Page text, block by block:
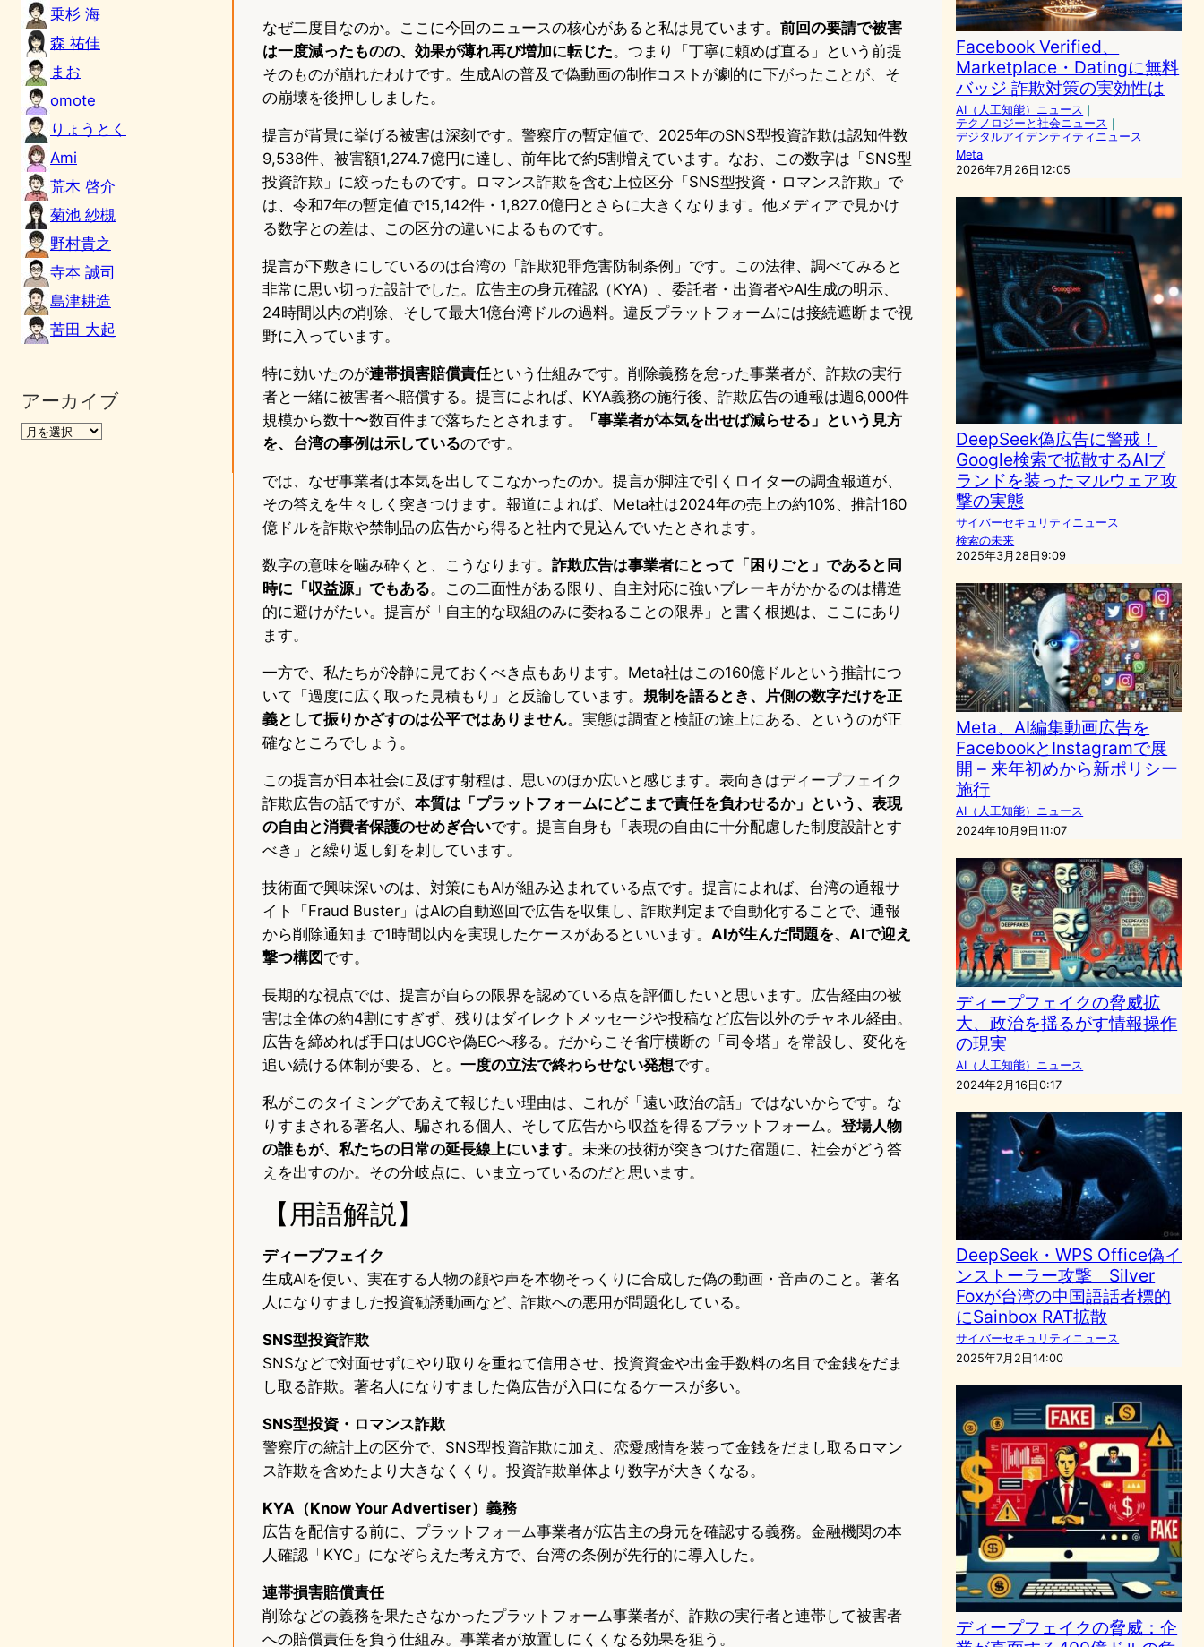
乗杉 海
森 祐佳
まお
omote
りょうとく
Ami
荒木 啓介
菊池 紗槻
野村貴之
寺本 誠司
島津耕造
苦田 大起
アーカイブ
なぜ二度目なのか。ここに今回のニュースの核心があると私は見ています。 前回の要請で被害
は一度減ったものの、効果が薄れ再び増加に転じた。つまり「丁寧に頼めば直る」という前提
そのものが崩れたわけです。生成AIの普及で偽動画の制作コストが劇的に下がったことが、そ
の崩壊を後押ししました。
提言が背景に挙げる被害は深刻です。警察庁の暫定値で、2025年のSNS型投資詐欺は認知件数
9,538件、被害額1,274.7億円に達し、前年比で約5割増えています。なお、この数字は「SNS型
投資詐欺」に絞ったものです。ロマンス詐欺を含む上位区分「SNS型投資・ロマンス詐欺」で
は、令和7年の暫定値で15,142件・1,827.0億円とさらに大きくなります。他メディアで見かけ
る数字との差は、この区分の違いによるものです。
提言が下敷きにしているのは台湾の「詐欺犯罪危害防制条例」です。この法律、調べてみると
非常に思い切った設計でした。広告主の身元確認（KYA）、委託者・出資者やAI生成の明示、
24時間以内の削除、そして最大1億台湾ドルの過料。違反プラットフォームには接続遮断まで視
野に入っています。
特に効いたのが連帯損害賠償責任という仕組みです。削除義務を怠った事業者が、詐欺の実行
者と一緒に被害者へ賠償する。提言によれば、KYA義務の施行後、詐欺広告の通報は週6,000件
規模から数十〜数百件まで落ちたとされます。
「事業者が本気を出せば減らせる」という見方
を、台湾の事例は示しているのです。
では、なぜ事業者は本気を出してこなかったのか。提言が脚注で引くロイターの調査報道が、
その答えを生々しく突きつけます。報道によれば、Meta社は2024年の売上の約10%、推計160
億ドルを詐欺や禁制品の広告から得ると社内で見込んでいたとされます。
数字の意味を噛み砕くと、こうなります。 詐欺広告は事業者にとって「困りごと」であると同
時に「収益源」でもある。この二面性がある限り、自主対応に強いブレーキがかかるのは構造
的に避けがたい。提言が「自主的な取組のみに委ねることの限界」と書く根拠は、ここにあり
ます。
一方で、私たちが冷静に見ておくべき点もあります。Meta社はこの160億ドルという推計につ
いて「過度に広く取った見積もり」と反論しています。 規制を語るとき、片側の数字だけを正
義として振りかざすのは公平ではありません。実態は調査と検証の途上にある、というのが正
確なところでしょう。
この提言が日本社会に及ぼす射程は、思いのほか広いと感じます。表向きはディープフェイク
詐欺広告の話ですが、 本質は「プラットフォームにどこまで責任を負わせるか」という、表現
の自由と消費者保護のせめぎ合いです。提言自身も「表現の自由に十分配慮した制度設計とす
べき」と繰り返し釘を刺しています。
技術面で興味深いのは、対策にもAIが組み込まれている点です。提言によれば、台湾の通報サ
イト「Fraud Buster」はAIの自動巡回で広告を収集し、詐欺判定まで自動化することで、通報
から削除通知まで1時間以内を実現したケースがあるといいます。 AIが生んだ問題を、AIで迎え
撃つ構図です。
長期的な視点では、提言が自らの限界を認めている点を評価したいと思います。広告経由の被
害は全体の約4割にすぎず、残りはダイレクトメッセージや投稿など広告以外のチャネル経由。
広告を締めれば手口はUGCや偽ECへ移る。だからこそ省庁横断の「司令塔」を常設し、変化を
追い続ける体制が要る、と。 一度の立法で終わらせない発想です。
私がこのタイミングであえて報じたい理由は、これが「遠い政治の話」ではないからです。な
りすまされる著名人、騙される個人、そして広告から収益を得るプラットフォーム。 登場人物
の誰もが、私たちの日常の延長線上にいます。未来の技術が突きつけた宿題に、社会がどう答
えを出すのか。その分岐点に、いま立っているのだと思います。
【用語解説】
ディープフェイク
生成AIを使い、実在する人物の顔や声を本物そっくりに合成した偽の動画・音声のこと。著名
人になりすました投資勧誘動画など、詐欺への悪用が問題化している。
SNS型投資詐欺
SNSなどで対面せずにやり取りを重ねて信用させ、投資資金や出金手数料の名目で金銭をだま
し取る詐欺。著名人になりすました偽広告が入口になるケースが多い。
SNS型投資・ロマンス詐欺
警察庁の統計上の区分で、SNS型投資詐欺に加え、恋愛感情を装って金銭をだまし取るロマン
ス詐欺を含めたより大きなくくり。投資詐欺単体より数字が大きくなる。
KYA（Know Your Advertiser）義務
広告を配信する前に、プラットフォーム事業者が広告主の身元を確認する義務。金融機関の本
人確認「KYC」になぞらえた考え方で、台湾の条例が先行的に導入した。
連帯損害賠償責任
削除などの義務を果たさなかったプラットフォーム事業者が、詐欺の実行者と連帯して被害者
への賠償責任を負う仕組み。事業者が放置しにくくなる効果を狙う。
Facebook Verified、
Marketplace・Datingに無料
バッジ 詐欺対策の実効性は
AI（人工知能）ニュース ｜
テクノロジーと社会ニュース ｜
デジタルアイデンティティニュース
Meta
2026年7月26日12:05
DeepSeek偽広告に警戒！
Google検索で拡散するAIブ
ランドを装ったマルウェア攻
撃の実態
サイバーセキュリティニュース
検索の未来
2025年3月28日9:09
Meta、AI編集動画広告を
FacebookとInstagramで展
開 – 来年初めから新ポリシー
施行
AI（人工知能）ニュース
2024年10月9日11:07
ディープフェイクの脅威拡
大、政治を揺るがす情報操作
の現実
AI（人工知能）ニュース
2024年2月16日0:17
DeepSeek・WPS Office偽イ
ンストーラー攻撃 Silver
Foxが台湾の中国語話者標的
にSainbox RAT拡散
サイバーセキュリティニュース
2025年7月2日14:00
ディープフェイクの脅威：企